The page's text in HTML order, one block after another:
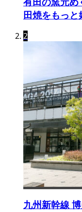
田焼をもっと
2
九州新幹線